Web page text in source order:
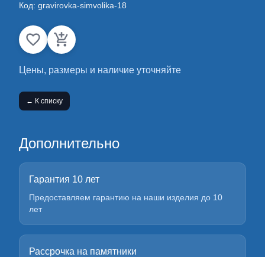
Код: gravirovka-simvolika-18
Цены, размеры и наличие уточняйте
← К списку
Дополнительно
Гарантия 10 лет
Предоставляем гарантию на наши изделия до 10
лет
Рассрочка на памятники